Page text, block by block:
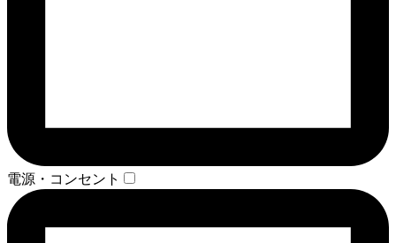
電源・コンセント